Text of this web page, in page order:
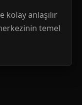
kolay anlaşılır
temel